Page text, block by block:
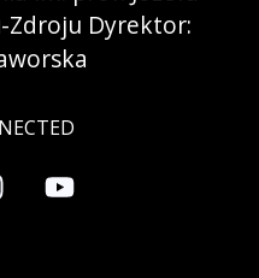
Zdroju Dyrektor: